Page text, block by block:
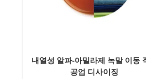
내열성 알파-아밀라제 녹말 이동
공업 디사이징